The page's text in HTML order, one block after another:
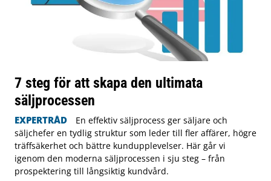
7 steg för att skapa den ultimata
säljprocessen
EXPERTRÅD
En effektiv säljprocess ger säljare och
säljchefer en tydlig struktur som leder till fler affärer, högre
träffsäkerhet och bättre kundupplevelser. Här går vi
igenom den moderna säljprocessen i sju steg – från
prospektering till långsiktig kundvård.